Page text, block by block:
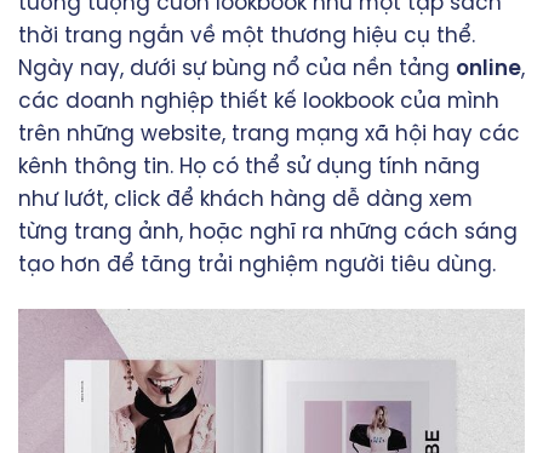
thời trang ngắn về một thương hiệu cụ thể.
Ngày nay, dưới sự bùng nổ của nền tảng online,
các doanh nghiệp thiết kế lookbook của mình
trên những website, trang mạng xã hội hay các
kênh thông tin. Họ có thể sử dụng tính năng
như lướt, click để khách hàng dễ dàng xem
từng trang ảnh, hoặc nghĩ ra những cách sáng
tạo hơn để tăng trải nghiệm người tiêu dùng.